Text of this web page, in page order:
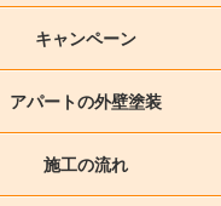
キャンペーン
アパートの外壁塗装
施工の流れ